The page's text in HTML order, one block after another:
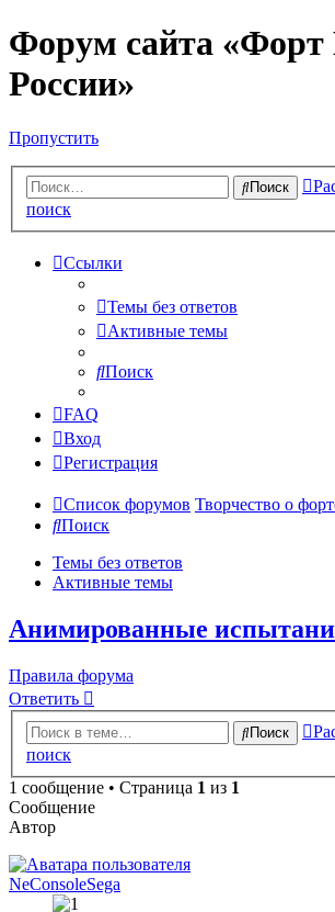
Форум сайта «Форт
России»
Пропустить
Поиск
поиск
Ссылки
Темы без ответов
Активные темы
Поиск
FAQ
Вход
Регистрация
Список форумов Творчество о
Поиск
Темы без ответов
Активные темы
Анимированные
Правила форума
Ответить
Поиск
поиск
1 сообщение • Страница 1 из 1
Сообщение
Автор
NeConsoleSega